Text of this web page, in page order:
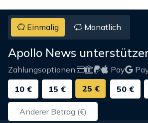
Einmalig Monatlich
Apollo News
Zahlungsoptionen: Pay
10 €
15 € 25 € 50 €